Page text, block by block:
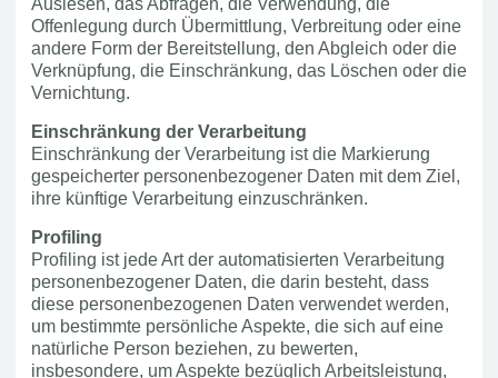
Auslesen, das Abfragen, die Verwendung, die
Offenlegung durch Übermittlung, Verbreitung oder eine
andere Form der Bereitstellung, den Abgleich oder die
Verknüpfung, die Einschränkung, das Löschen oder die
Vernichtung.
Einschränkung der Verarbeitung
Einschränkung der Verarbeitung ist die Markierung
gespeicherter personenbezogener Daten mit dem Ziel,
ihre künftige Verarbeitung einzuschränken.
Profiling
Profiling ist jede Art der automatisierten Verarbeitung
personenbezogener Daten, die darin besteht, dass
diese personenbezogenen Daten verwendet werden,
um bestimmte persönliche Aspekte, die sich auf eine
natürliche Person beziehen, zu bewerten,
insbesondere, um Aspekte bezüglich Arbeitsleistung,